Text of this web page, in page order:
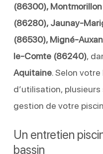
(86300),
(86280), Jaunay-
(86530), Migné-
le-Comte (86240),
Aquitaine. Selon
d’utilisation,
gestion de votre
Un entretien
bassin